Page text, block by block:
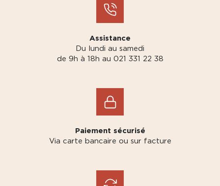
Assistance
Du lundi au samedi
de 9h à 18h au 021 331 22 38
Paiement sécurisé
Via carte bancaire ou sur facture